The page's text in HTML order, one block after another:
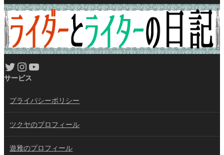
Twitter Instagram YouTube
サービス
プライバシーポリシー
ツクヤのプロフィール
遊雅のプロフィール